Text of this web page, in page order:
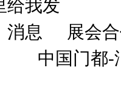
展会
中国门都-